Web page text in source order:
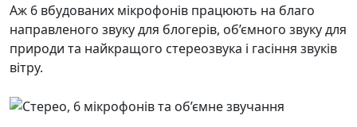
Аж 6 вбудованих мікрофонів працюють на благо
направленого звуку для блогерів, об’ємного звуку для
природи та найкращого стереозвука і гасіння звуків
вітру.